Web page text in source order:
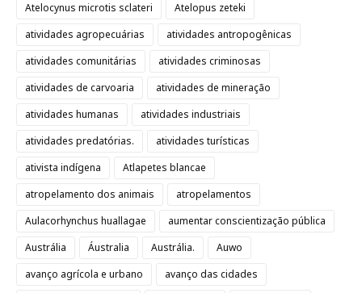
Atelocynus microtis sclateri
Atelopus zeteki
atividades agropecuárias
atividades antropogênicas
atividades comunitárias
atividades criminosas
atividades de carvoaria
atividades de mineração
atividades humanas
atividades industriais
atividades predatórias.
atividades turísticas
ativista indígena
Atlapetes blancae
atropelamento dos animais
atropelamentos
Aulacorhynchus huallagae
aumentar conscientização pública
Austrália
Áustralia Austrália.
Auwo
avanço agrícola e urbano
avanço das cidades